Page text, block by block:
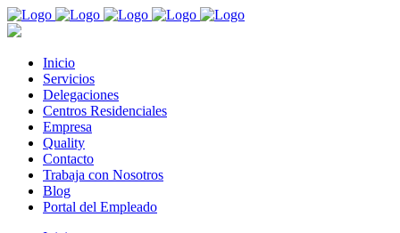
Inicio
Servicios
Delegaciones
Centros Residenciales
Empresa
Quality
Contacto
Trabaja con Nosotros
Blog
Portal del Empleado